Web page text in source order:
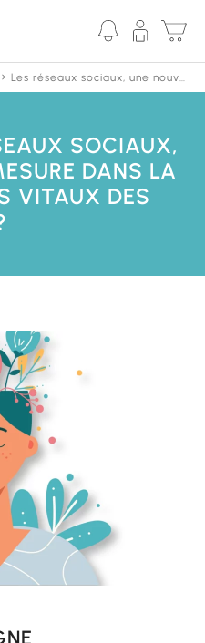
Les réseaux sociaux, une nouvelle mesure dans la prise des signes vitaux des adolescent.es?
SOCIAUX,
DANS LA
VITAUX DES